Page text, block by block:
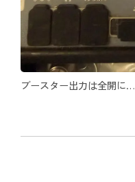
ブースター出力は全開に…